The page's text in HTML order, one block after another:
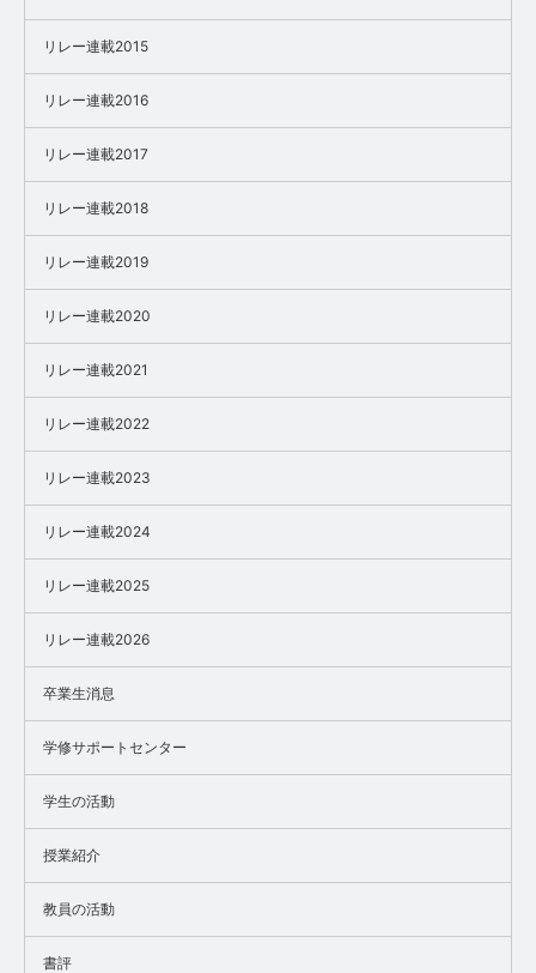
リレー連載2015
リレー連載2016
リレー連載2017
リレー連載2018
リレー連載2019
リレー連載2020
リレー連載2021
リレー連載2022
リレー連載2023
リレー連載2024
リレー連載2025
リレー連載2026
卒業生消息
学修サポートセンター
学生の活動
授業紹介
教員の活動
書評